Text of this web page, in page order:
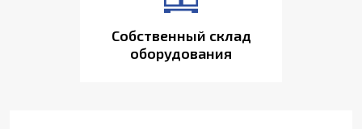
Собственный склад
оборудования